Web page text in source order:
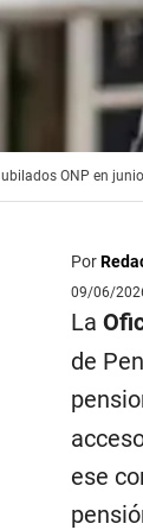
ONP en
Por
09/06/
La
de
ese